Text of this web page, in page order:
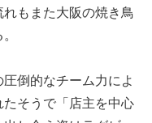
もまた大阪の焼き鳥
倒的なチーム力によ
そうで「店主を中心